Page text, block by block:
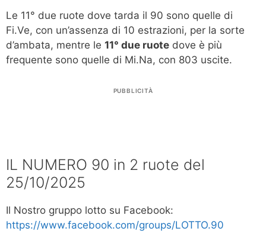
Le 11° due ruote dove tarda il 90 sono quelle di
Fi.Ve, con un’assenza di 10 estrazioni, per la sorte
d’ambata, mentre le 11° due ruote dove è più
frequente sono quelle di Mi.Na, con 803 uscite.
PUBBLICITÀ
IL NUMERO 90 in 2 ruote del
25/10/2025
Il Nostro gruppo lotto su Facebook:
https://www.facebook.com/groups/LOTTO.90